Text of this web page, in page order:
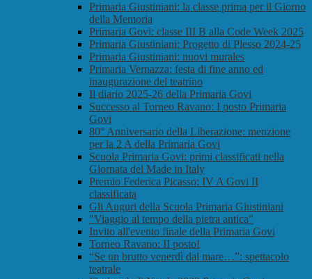
Primaria Giustiniani: la classe prima per il Giorno
della Memoria
Primaria Govi: classe III B alla Code Week 2025
Primaria Giustiniani: Progetto di Plesso 2024-25
Primaria Giustiniani: nuovi murales
Primaria Vernazza: festa di fine anno ed
inaugurazione del teatrino
Il diario 2025-26 della Primaria Govi
Successo al Torneo Ravano: I posto Primaria
Govi
80° Anniversario della Liberazione: menzione
per la 2 A della Primaria Govi
Scuola Primaria Govi: primi classificati nella
Giornata del Made in Italy
Premio Federica Picasso: IV A Govi II
classificata
Gli Auguri della Scuola Primaria Giustiniani
"Viaggio al tempo della pietra antica"
Invito all'evento finale della Primaria Govi
Torneo Ravano: II posto!
“Se un brutto venerdì dal mare…”: spettacolo
teatrale